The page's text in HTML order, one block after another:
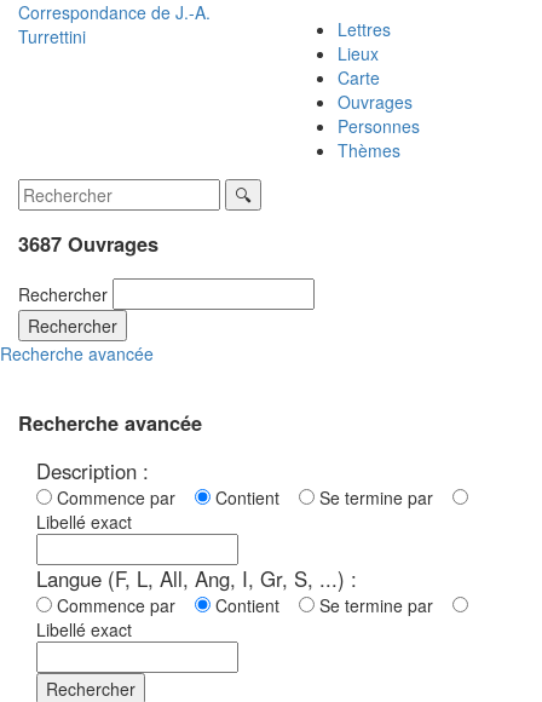
Correspondance de J.-A.
Turrettini
Lettres
Lieux
Carte
Ouvrages
Personnes
Thèmes
3687 Ouvrages
Rechercher
Rechercher
Recherche avancée
Recherche avancée
Description :
Commence par Contient
Se termine par
Libellé exact
Langue (F, L, All, Ang, I, Gr, S, ...) :
Commence par Contient
Se termine par
Libellé exact
Rechercher